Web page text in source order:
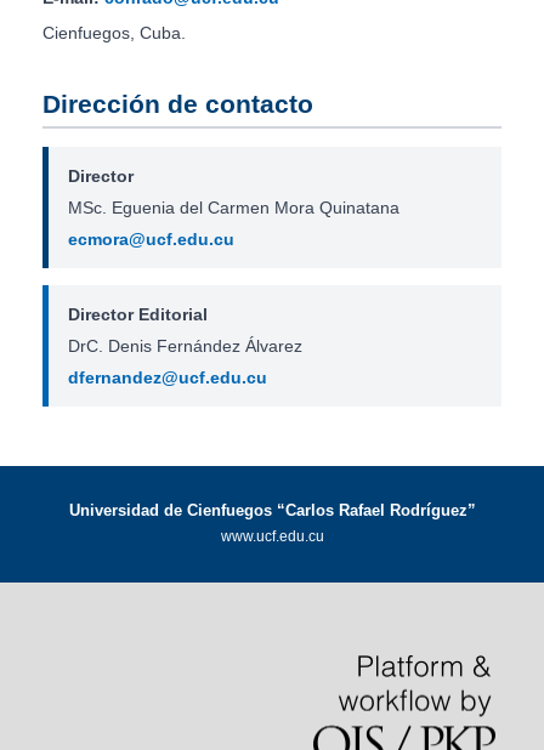
Cienfuegos, Cuba.
Dirección de contacto
Director
MSc. Eguenia del Carmen Mora Quinatana
ecmora@ucf.edu.cu
Director Editorial
DrC. Denis Fernández Álvarez
dfernandez@ucf.edu.cu
Universidad de Cienfuegos “Carlos Rafael Rodríguez”
www.ucf.edu.cu